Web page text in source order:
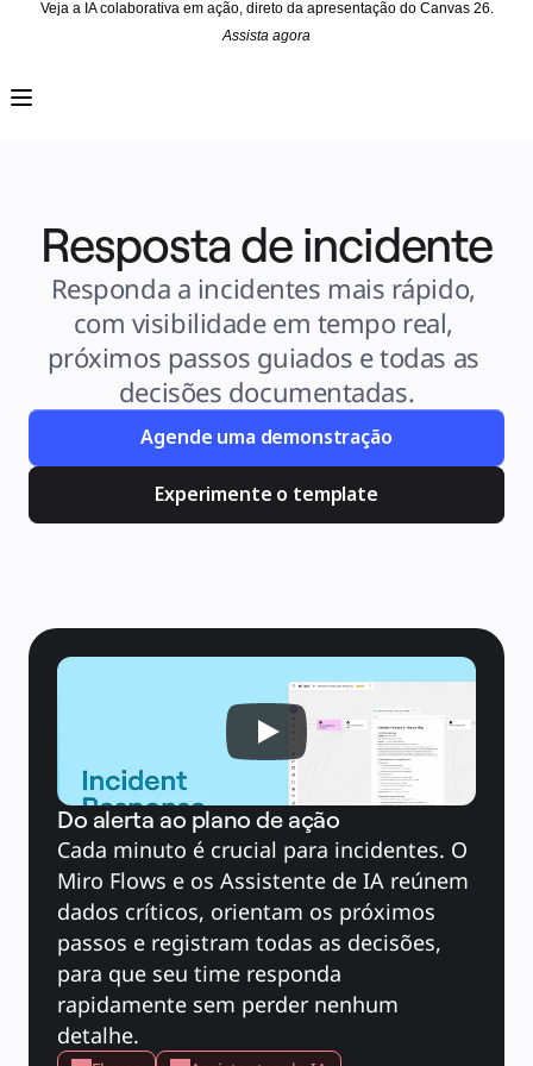
Veja a IA colaborativa em ação, direto da apresentação do Canvas 26.
Assista agora
Conectores
Servidor MCP
Explore os Playbooks de IA
Servidor MCP
Planos de ação
Integrações
Segurança
Plataforma para desenvolvedores
Baixar aplicativos
Formatos
Lousa
Diagramas
Kanban
Tabelas
Documentos
Slides
Diagramas
Brainstorming
Mapeamento de processos
Design técnico e documentação
Protótipos e wireframes
Mapa da jornada do cliente
Síntese de pesquisa
Workshops de design
Planejamento e entrega
Planejamento de metas
Design organizacional
Soluções
Por segmento de negócios
Enterprise
Pequenas empresas
Startups
Por setor
Digital
Varejo
Resposta de incidente
Responda a incidentes mais rápido,
com visibilidade em tempo real,
próximos passos guiados e todas as
decisões documentadas.
Agende uma demonstração
Experimente o template
Do alerta ao plano de ação
Cada minuto é crucial para incidentes. O
Miro Flows e os Assistente de IA reúnem
dados críticos, orientam os próximos
passos e registram todas as decisões,
para que seu time responda
rapidamente sem perder nenhum
detalhe.